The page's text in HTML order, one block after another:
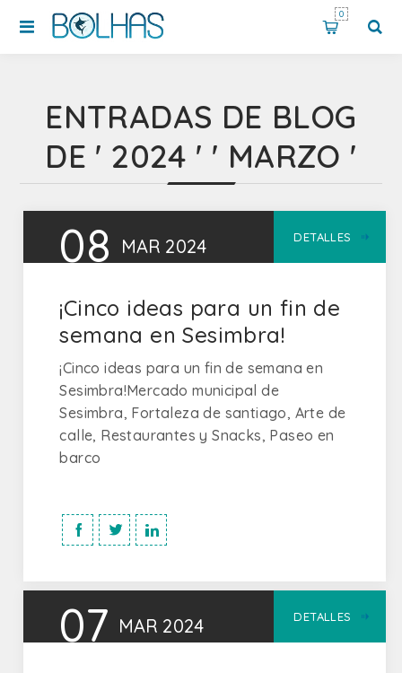
0
ENTRADAS DE BLOG
DE ' 2024 ' ' MARZO '
08 MAR 2024 DETALLES
¡Cinco ideas para un fin de
semana en Sesimbra!
¡Cinco ideas para un fin de semana en
Sesimbra!Mercado municipal de
Sesimbra, Fortaleza de santiago, Arte de
calle, Restaurantes y Snacks, Paseo en
barco
07 MAR 2024 DETALLES